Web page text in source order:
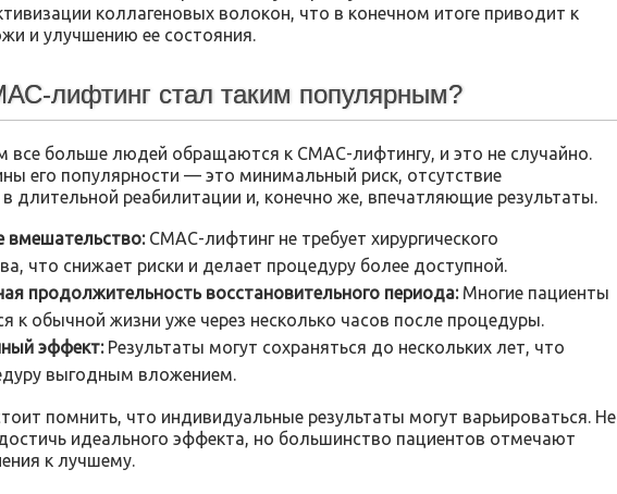
коллагеновых волокон, что в конечном итоге приводит к
и улучшению ее состояния.
лифтинг стал таким популярным?
больше людей обращаются к СМАС-лифтингу, и это не случайно.
его популярности — это минимальный риск, отсутствие
длительной реабилитации и, конечно же, впечатляющие результаты.
вмешательство:СМАС-лифтинг не требует хирургического
что снижает риски и делает процедуру более доступной.
продолжительность восстановительного периода:Многие пациенты
к обычной жизни уже через несколько часов после процедуры.
эффект:Результаты могут сохраняться до нескольких лет, что
выгодным вложением.
помнить, что индивидуальные результаты могут варьироваться. Не
идеального эффекта, но большинство пациентов отмечают
к лучшему.